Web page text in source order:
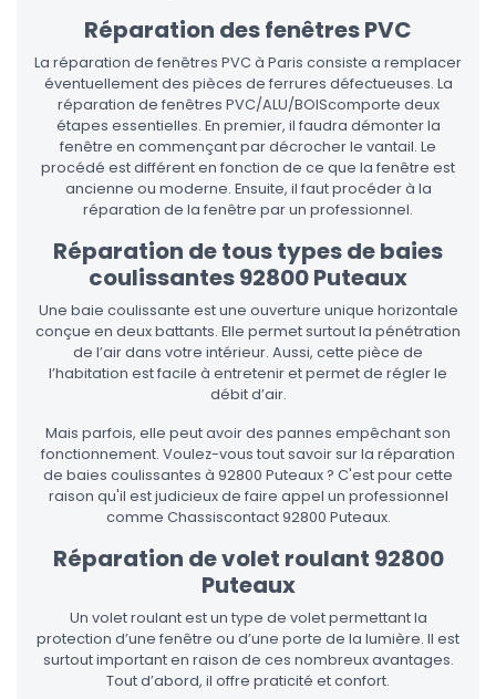
Réparation des fenêtres PVC
La réparation de fenêtres PVC à Paris consiste a remplacer
éventuellement des pièces de ferrures défectueuses. La
réparation de fenêtres PVC/ALU/BOIScomporte deux
étapes essentielles. En premier, il faudra démonter la
fenêtre en commençant par décrocher le vantail. Le
procédé est différent en fonction de ce que la fenêtre est
ancienne ou moderne. Ensuite, il faut procéder à la
réparation de la fenêtre par un professionnel.
Réparation de tous types de baies
coulissantes 92800 Puteaux
Une baie coulissante est une ouverture unique horizontale
conçue en deux battants. Elle permet surtout la pénétration
de l’air dans votre intérieur. Aussi, cette pièce de
l’habitation est facile à entretenir et permet de régler le
débit d’air.
Mais parfois, elle peut avoir des pannes empêchant son
fonctionnement. Voulez-vous tout savoir sur la réparation
de baies coulissantes à 92800 Puteaux ? C'est pour cette
raison qu'il est judicieux de faire appel un professionnel
comme Chassiscontact 92800 Puteaux.
Réparation de volet roulant 92800
Puteaux
Un volet roulant est un type de volet permettant la
protection d’une fenêtre ou d’une porte de la lumière. Il est
surtout important en raison de ces nombreux avantages.
Tout d’abord, il offre praticité et confort.